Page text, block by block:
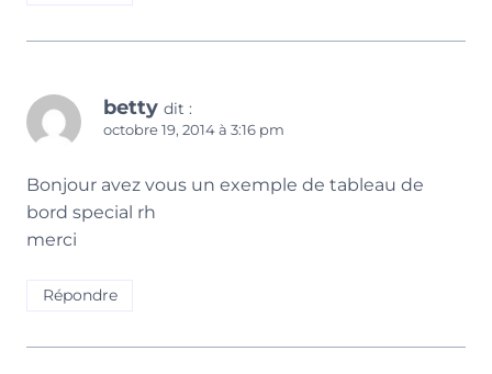
betty dit :
octobre 19, 2014 à 3:16 pm
Bonjour avez vous un exemple de tableau de
bord special rh
merci
Répondre